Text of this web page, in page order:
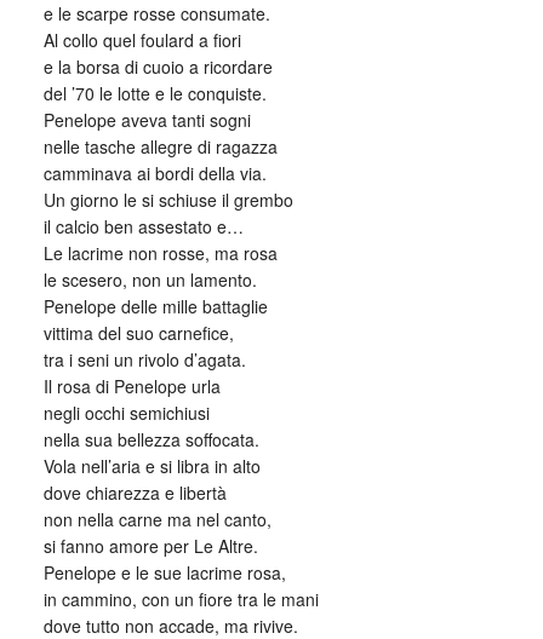
e le scarpe rosse consumate.
Al collo quel foulard a fiori
e la borsa di cuoio a ricordare
del ’70 le lotte e le conquiste.
Penelope aveva tanti sogni
nelle tasche allegre di ragazza
camminava ai bordi della via.
Un giorno le si schiuse il grembo
il calcio ben assestato e…
Le lacrime non rosse, ma rosa
le scesero, non un lamento.
Penelope delle mille battaglie
vittima del suo carnefice,
tra i seni un rivolo d’agata.
Il rosa di Penelope urla
negli occhi semichiusi
nella sua bellezza soffocata.
Vola nell’aria e si libra in alto
dove chiarezza e libertà
non nella carne ma nel canto,
si fanno amore per Le Altre.
Penelope e le sue lacrime rosa,
in cammino, con un fiore tra le mani
dove tutto non accade, ma rivive.